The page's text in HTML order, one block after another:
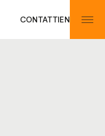
CONTATTIEN